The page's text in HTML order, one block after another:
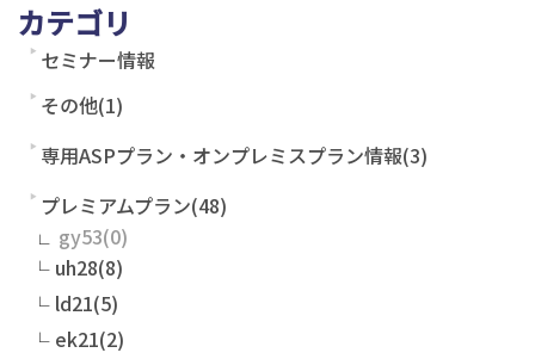
カテゴリ
セミナー情報
その他(1)
専用ASPプラン・オンプレミスプラン情報(3)
プレミアムプラン(48)
gy53
uh28(8)
ld21(5)
ek21(2)